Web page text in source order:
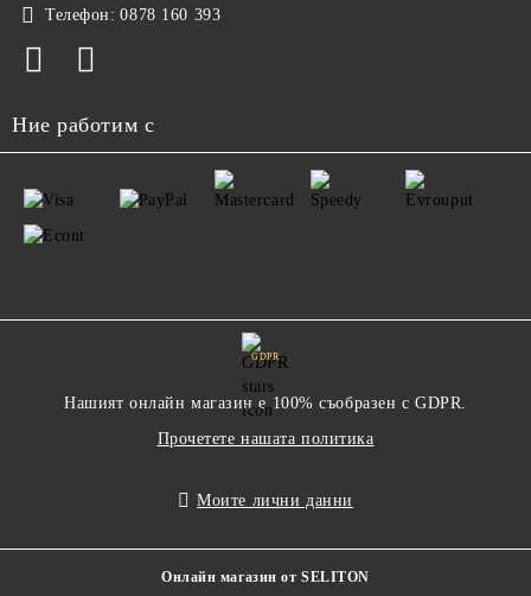
Телефон: 0878 160 393
Ние работим с
GDPR
Нашият онлайн магазин е 100% съобразен с GDPR.
Прочетете нашата политика
Моите лични данни
Онлайн магазин от SELITON